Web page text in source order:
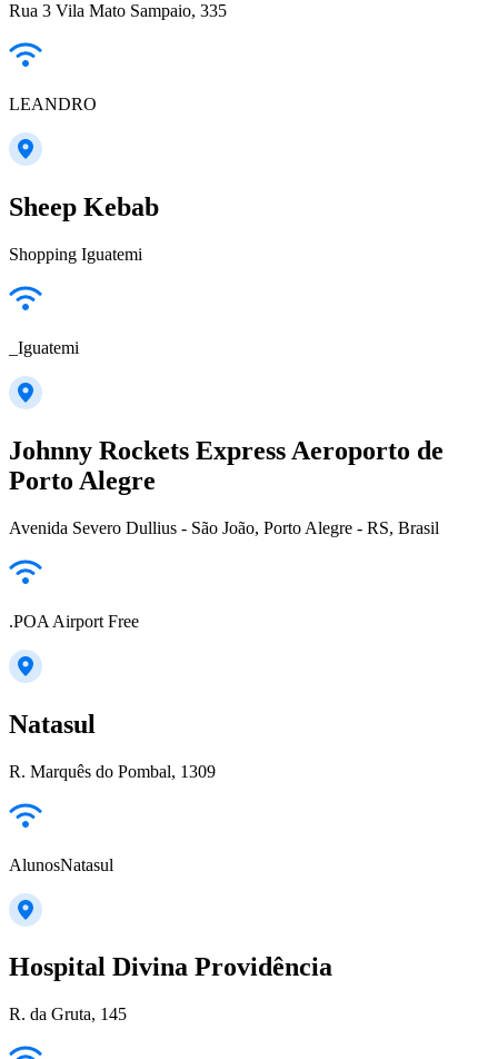
Rua 3 Vila Mato Sampaio, 335
LEANDRO
Sheep Kebab
Shopping Iguatemi
_Iguatemi
Johnny Rockets Express Aeroporto de
Porto Alegre
Avenida Severo Dullius - São João, Porto Alegre - RS, Brasil
.POA Airport Free
Natasul
R. Marquês do Pombal, 1309
AlunosNatasul
Hospital Divina Providência
R. da Gruta, 145